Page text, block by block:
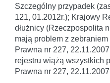
Szczególny przypadek
121, 01.2012r.); Krajowy
dłużnicy (Rzeczpospolita
mają problem z
Prawna nr 227,
rejestru wiążą wszystkich
Prawna nr 227,